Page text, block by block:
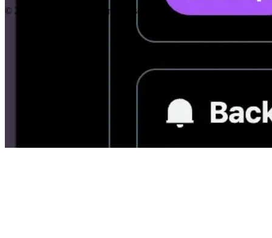
© 2026 X Remark. Tous droits réservés.